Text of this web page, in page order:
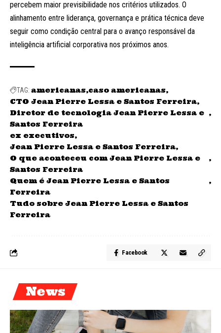
percebem maior previsibilidade nos critérios utilizados. O
alinhamento entre liderança, governança e prática técnica deve
seguir como condição central para o avanço responsável da
inteligência artificial corporativa nos próximos anos.
TAG: americanas caso americanas
CTO Jean Pierre Lessa e Santos Ferreira
Diretor de tecnologia Jean Pierre Lessa e
Santos Ferreira
ex executivos
Jean Pierre Lessa e Santos Ferreira
O que aconteceu com Jean Pierre Lessa e
Santos Ferreira
Quem é Jean Pierre Lessa e Santos
Ferreira
Tudo sobre Jean Pierre Lessa e Santos
Ferreira
Facebook
News